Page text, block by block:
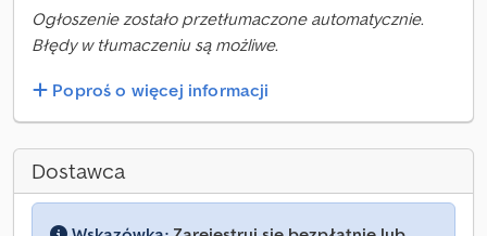
Ogłoszenie zostało przetłumaczone automatycznie.
Błędy w tłumaczeniu są możliwe.
Poproś o więcej informacji
Dostawca